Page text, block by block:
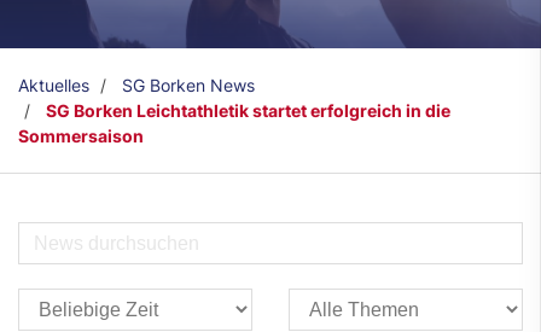
Aktuelles
SG Borken News
SG Borken Leichtathletik startet erfolgreich in die
Sommersaison